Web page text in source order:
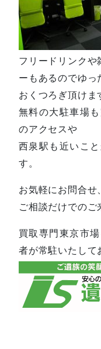
フリードリンクや
ーもあるのでゆっ
おくつろぎ頂けま
無料の大駐車場
のアクセスや
西泉駅も近いこ
す。
お気軽にお問合せ
ご相談だけでのご
買取専門東京市
者が常駐いたして